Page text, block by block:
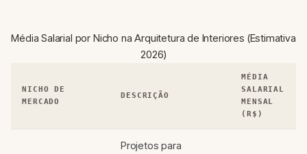
Média Salarial por Nicho na Arquitetura de Interiores (Estimativa
2026)
NICHO DE
MERCADO
DESCRIÇÃO
MÉDIA
SALARIAL
MENSAL
(R$)
Projetos para